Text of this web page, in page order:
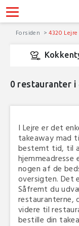
Forsiden 4320 Lejre
0 restauranter i
I Lejre er det
takeaway mad
bestemt tid, til
hjemmeadresse
nogen af de
oversigten. Det
Såfremt du
restauranterne,
videre til
bestille din